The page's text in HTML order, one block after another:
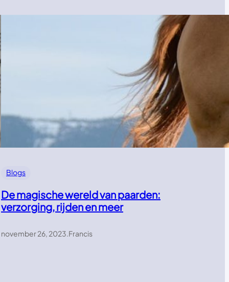
Blogs
De magische wereld van paarden:
verzorging, rijden en meer
november 26, 2023.Francis